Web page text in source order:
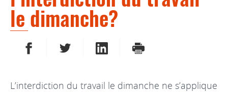
le dimanche?
PARTAGER SUR FACEBOOK
PARTAGER SUR TWITTER
PARTAGER SUR LINKEDIN
IMPRIMER
L’interdiction du travail le dimanche ne s’applique